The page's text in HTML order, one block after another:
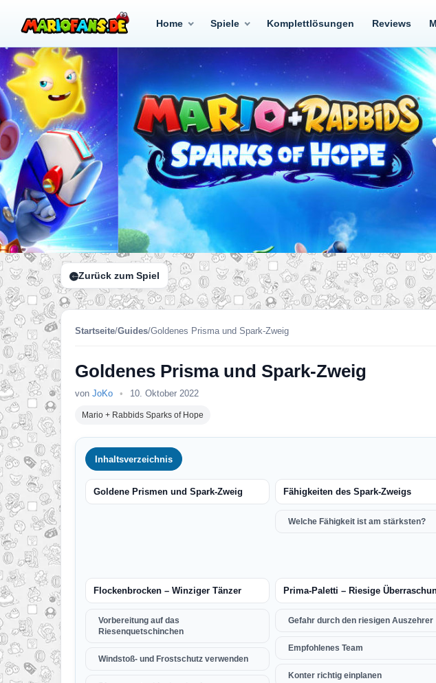
Home Spiele Komplettlösungen Reviews
Zurück zum Spiel
Startseite/Guides/Goldenes Prisma und Spark-Zweig
Goldenes Prisma und Spark-Zweig
von JoKo • 10. Oktober 2022
Mario + Rabbids Sparks of Hope
Inhaltsverzeichnis
Goldene Prismen und Spark-Zweig Fähigkeiten des Spark-Zweigs
Welche Fähigkeit ist am stärksten?
Flockenbrocken – Winziger Tänzer
Vorbereitung auf das
Riesenquetschinchen
Windstoß- und Frostschutz verwenden
Prima-Paletti – Riesige
Gefahr durch den riesigen Auszehrer
Empfohlenes Team
Konter richtig einplanen